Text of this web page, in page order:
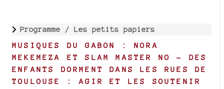
Programme / Les petits papiers
MUSIQUES DU GABON : NORA
MEKEMEZA ET SLAM MASTER NO - DES
ENFANTS DORMENT DANS LES RUES DE
TOULOUSE : AGIR ET LES SOUTENIR